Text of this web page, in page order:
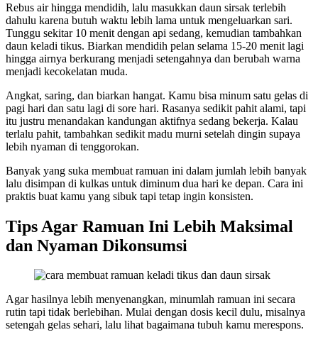
Rebus air hingga mendidih, lalu masukkan daun sirsak terlebih
dahulu karena butuh waktu lebih lama untuk mengeluarkan sari.
Tunggu sekitar 10 menit dengan api sedang, kemudian tambahkan
daun keladi tikus. Biarkan mendidih pelan selama 15-20 menit lagi
hingga airnya berkurang menjadi setengahnya dan berubah warna
menjadi kecokelatan muda.
Angkat, saring, dan biarkan hangat. Kamu bisa minum satu gelas di
pagi hari dan satu lagi di sore hari. Rasanya sedikit pahit alami, tapi
itu justru menandakan kandungan aktifnya sedang bekerja. Kalau
terlalu pahit, tambahkan sedikit madu murni setelah dingin supaya
lebih nyaman di tenggorokan.
Banyak yang suka membuat ramuan ini dalam jumlah lebih banyak
lalu disimpan di kulkas untuk diminum dua hari ke depan. Cara ini
praktis buat kamu yang sibuk tapi tetap ingin konsisten.
Tips Agar Ramuan Ini Lebih Maksimal
dan Nyaman Dikonsumsi
Agar hasilnya lebih menyenangkan, minumlah ramuan ini secara
rutin tapi tidak berlebihan. Mulai dengan dosis kecil dulu, misalnya
setengah gelas sehari, lalu lihat bagaimana tubuh kamu merespons.